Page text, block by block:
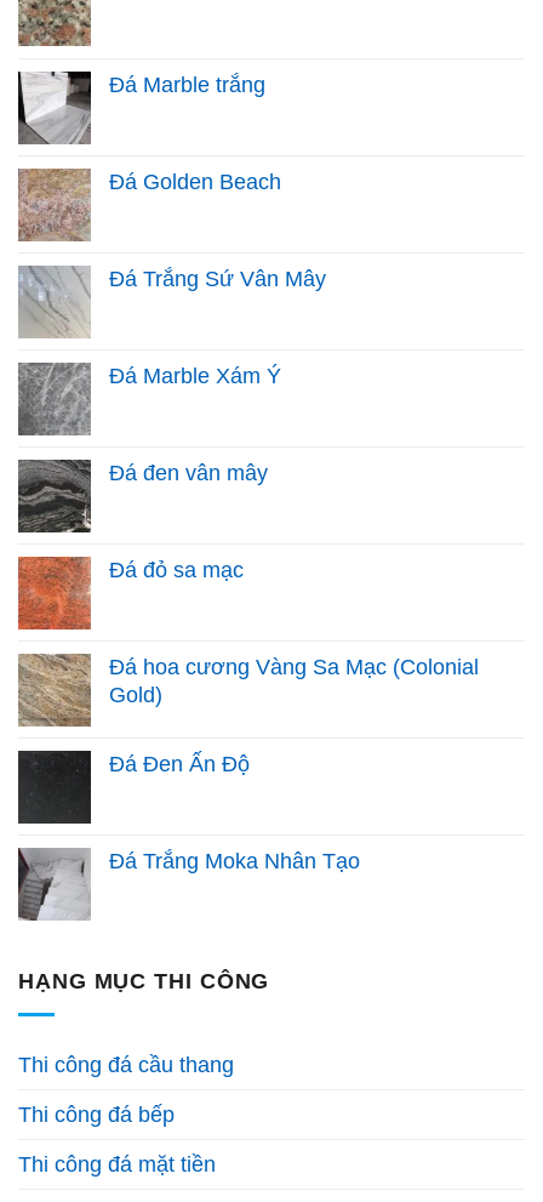
Đá Marble trắng
Đá Golden Beach
Đá Trắng Sứ Vân Mây
Đá Marble Xám Ý
Đá đen vân mây
Đá đỏ sa mạc
Đá hoa cương Vàng Sa Mạc (Colonial
Gold)
Đá Đen Ấn Độ
Đá Trắng Moka Nhân Tạo
HẠNG MỤC THI CÔNG
Thi công đá cầu thang
Thi công đá bếp
Thi công đá mặt tiền